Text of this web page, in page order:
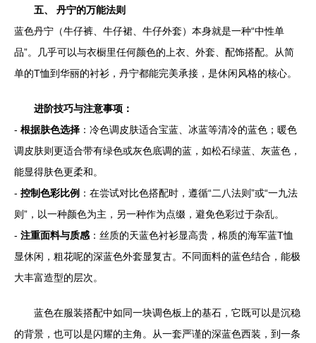
五、 丹宁的万能法则
蓝色丹宁（牛仔裤、牛仔裙、牛仔外套）本身就是一种“中性单
品”。几乎可以与衣橱里任何颜色的上衣、外套、配饰搭配。从简
单的T恤到华丽的衬衫，丹宁都能完美承接，是休闲风格的核心。
进阶技巧与注意事项：
- 根据肤色选择 ：冷色调皮肤适合宝蓝、冰蓝等清冷的蓝色；暖色
调皮肤则更适合带有绿色或灰色底调的蓝，如松石绿蓝、灰蓝色，
能显得肤色更柔和。
- 控制色彩比例 ：在尝试对比色搭配时，遵循“二八法则”或“一九法
则”，以一种颜色为主，另一种作为点缀，避免色彩过于杂乱。
- 注重面料与质感 ：丝质的天蓝色衬衫显高贵，棉质的海军蓝T恤
显休闲，粗花呢的深蓝色外套显复古。不同面料的蓝色结合，能极
大丰富造型的层次。
蓝色在服装搭配中如同一块调色板上的基石，它既可以是沉稳
的背景，也可以是闪耀的主角。从一套严谨的深蓝色西装，到一条